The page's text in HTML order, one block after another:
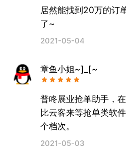
居然能找到20万的订
了~
2021-05-04
章鱼小姐~]_[~
普咚展业抢单助手，
比云客来等抢单类软
个档次。
2021-05-03